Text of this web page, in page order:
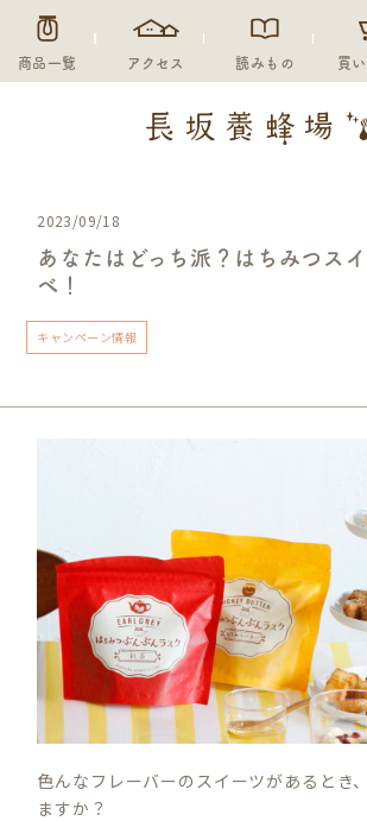
商品一覧 アクセス 読みもの 買
2023/09/18
あなたはどっち派？はちみつス
べ！
キャンペーン情報
色んなフレーバーのスイーツがあるとき
ますか？